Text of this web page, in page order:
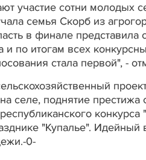
участие сотни молодых
семья Скорб из
в финале
и по итогам всех
стала первой", -
селе, поднятие престижа
конкурса
"Купалье". Идейный
0-